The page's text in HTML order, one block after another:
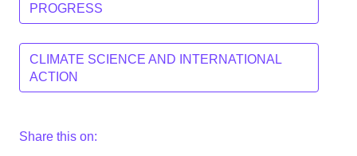
PROGRESS
CLIMATE SCIENCE AND INTERNATIONAL
ACTION
Share this on: